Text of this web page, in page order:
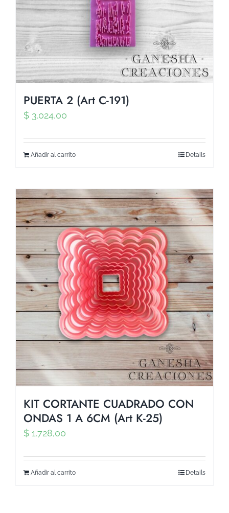
PUERTA 2 (Art C-191)
$ 3.024,00
Añadir al carrito Details
KIT CORTANTE CUADRADO CON
ONDAS 1 A 6CM (Art K-25)
$ 1.728,00
Añadir al carrito Details